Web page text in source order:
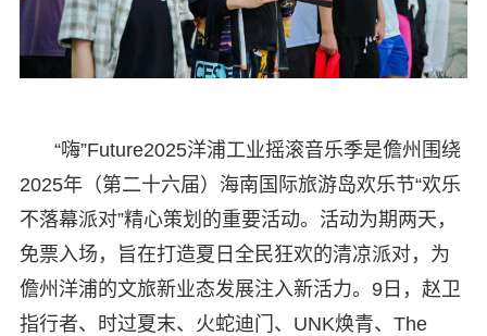
“嗨”Future2025洋浦工业摇滚音乐季是儋州围绕
2025年（第二十六届）海南国际旅游岛欢乐节“欢乐
不落幕派对”精心策划的重要活动。活动为期两天，
免票入场，旨在打造夏日全民狂欢的清凉派对，为
儋州洋浦的文旅新业态发展注入新活力。9日，赵卫
指行者、时过夏末、火蛇迪门、UNK焕青、The